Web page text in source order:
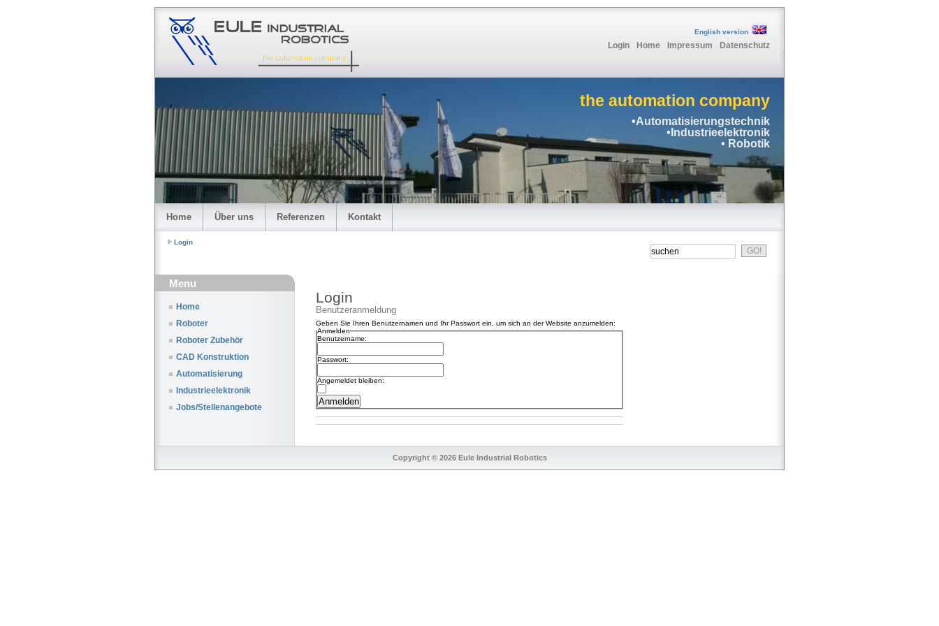
English version
Login Home Impressum Datenschutz
the automation company
•Automatisierungstechnik
•Industrieelektronik
• Robotik
Home Über uns Referenzen Kontakt
Login
Menu
Home
Roboter
Roboter Zubehör
CAD Konstruktion
Automatisierung
Industrieelektronik
Jobs/Stellenangebote
Login
Benutzeranmeldung
Geben Sie Ihren Benutzernamen und Ihr Passwort ein, um sich an der Website anzumelden:
Anmelden
Benutzername:
Passwort:
Angemeldet bleiben:
Copyright © 2026 Eule Industrial Robotics